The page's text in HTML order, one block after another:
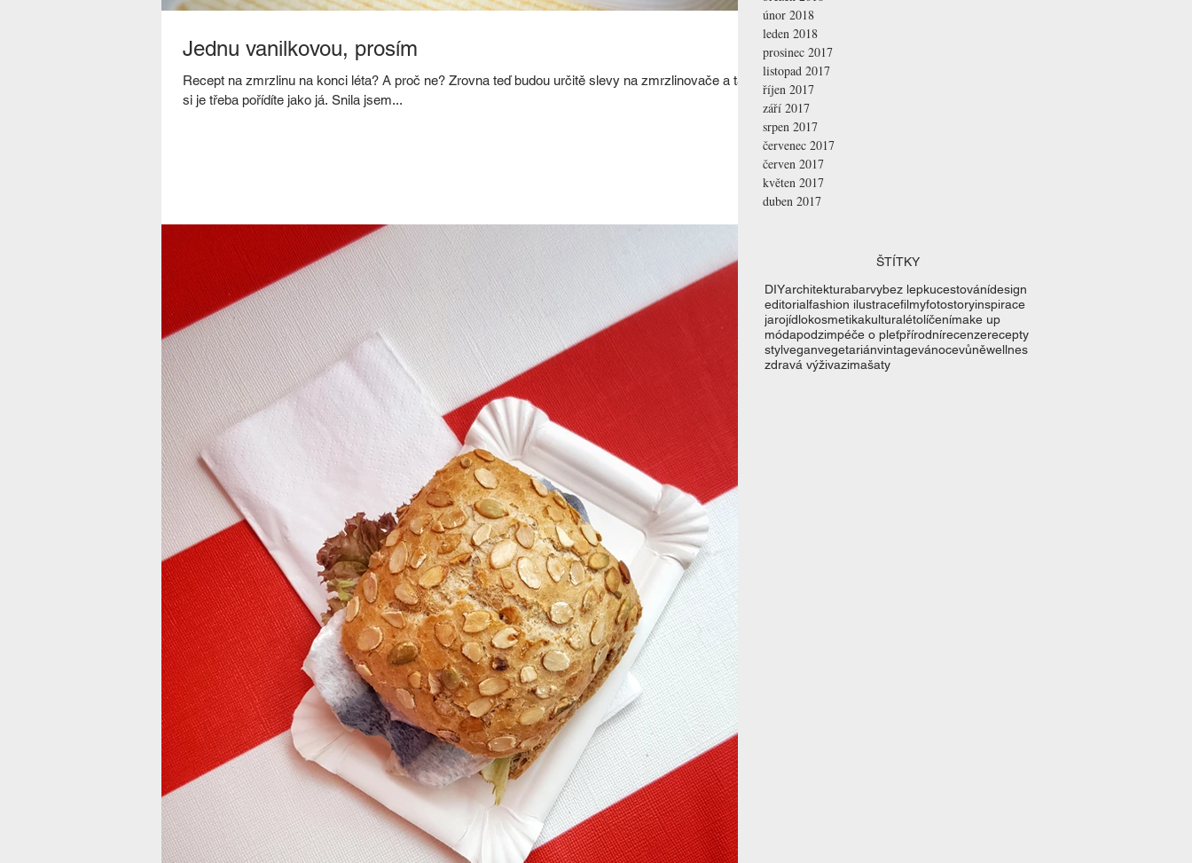
Jednu vanilkovou, prosím
Recept na zmrzlinu na konci léta? A proč ne? Zrovna teď budou určitě slevy na zmrzlinovače a tak
si je třeba pořídíte jako já. Snila jsem...
únor 2018
leden 2018
prosinec 2017
listopad 2017
říjen 2017
září 2017
srpen 2017
červenec 2017
červen 2017
květen 2017
duben 2017
ŠTÍTKY
DIYarchitekturabarvybez lepkucestovánídesign
editorialfashion ilustracefilmyfotostoryinspirace
jarojídlokosmetikakulturalétolíčenímake up
módapodzimpéče o pleťpřírodnírecenzerecepty
stylveganvegetariánvintagevánocevůněwellnes
zdravá výživazimašaty